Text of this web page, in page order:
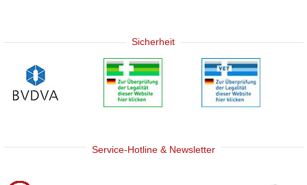
Sicherheit
Service-Hotline & Newsletter